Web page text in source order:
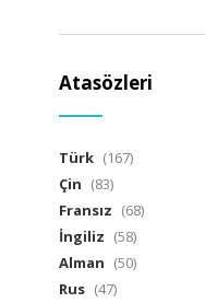
Atasözleri
Türk (167)
Çin (83)
Fransız (68)
İngiliz (58)
Alman (50)
Rus (47)